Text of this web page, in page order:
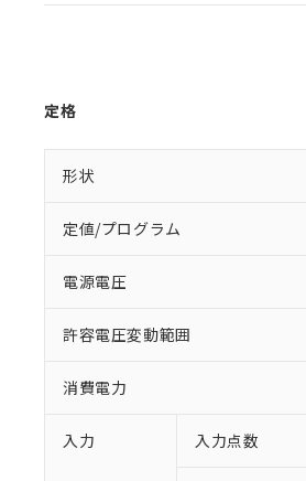
定格
形状
定値/プログラム
電源電圧
許容電圧変動範囲
消費電力
入力 入力点数